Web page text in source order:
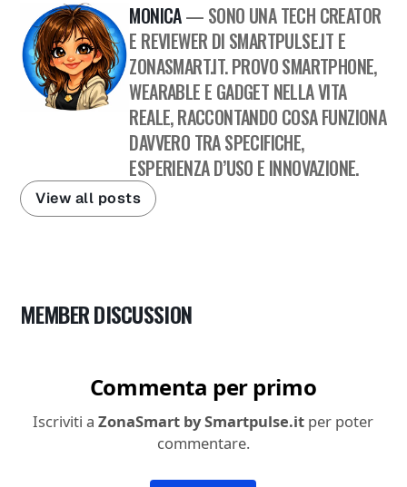
MONICA— SONO UNA TECH CREATOR
E REVIEWER DI SMARTPULSE.IT E
ZONASMART.IT. PROVO SMARTPHONE,
WEARABLE E GADGET NELLA VITA
REALE, RACCONTANDO COSA FUNZIONA
DAVVERO TRA SPECIFICHE,
ESPERIENZA D’USO E INNOVAZIONE.
View all posts
MEMBER DISCUSSION